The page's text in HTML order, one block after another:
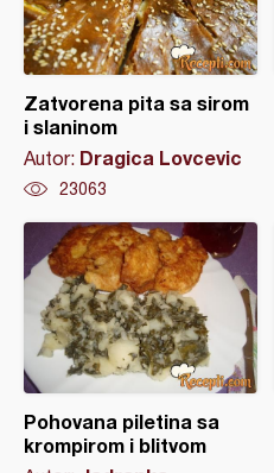
Zatvorena pita sa sirom
i slaninom
Autor: Dragica Lovcevic
23063
Pohovana piletina sa
krompirom i blitvom